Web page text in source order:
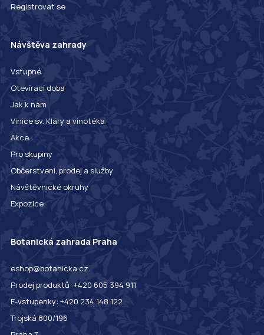
Registrovat se
Návštěva zahrady
Vstupné
Otevírací doba
Jak k nám
Vinice sv. Kláry a vinotéka
Akce
Pro skupiny
Občerstvení, prodej a služby
Návštěvnické okruhy
Expozice
Botanická zahrada Praha
eshop@botanicka.cz
Prodej produktů: +420 605 394 911
E-vstupenky: +420 234 148 122
Trojská 800/196